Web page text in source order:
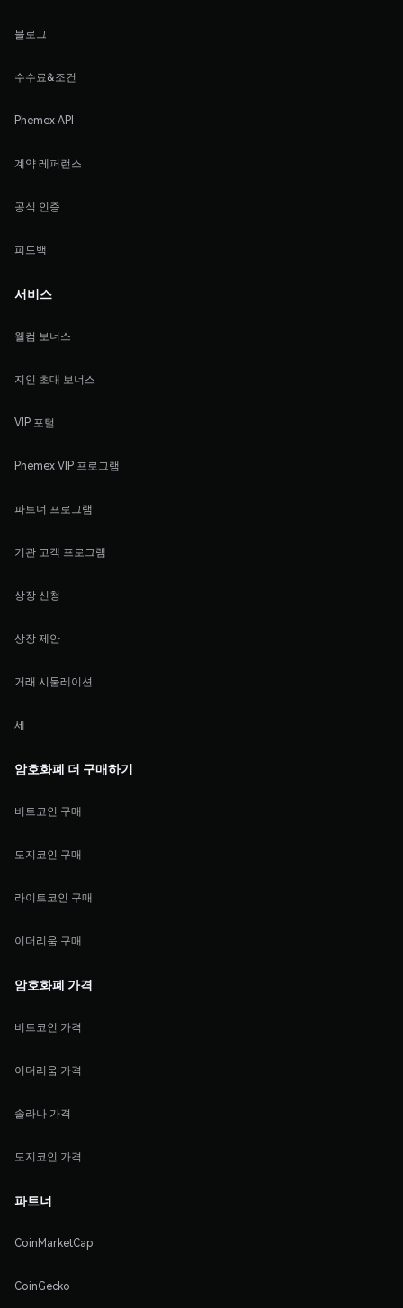
블로그
수수료&조건
Phemex API
계약 레퍼런스
공식 인증
피드백
서비스
웰컴 보너스
지인 초대 보너스
VIP 포털
Phemex VIP 프로그램
파트너 프로그램
기관 고객 프로그램
상장 신청
상장 제안
거래 시물레이션
세
암호화폐 더 구매하기
비트코인 구매
도지코인 구매
라이트코인 구매
이더리움 구매
암호화폐 가격
비트코인 가격
이더리움 가격
솔라나 가격
도지코인 가격
파트너
CoinMarketCap
CoinGecko